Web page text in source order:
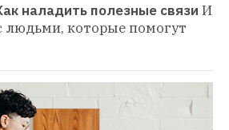
наладить полезные связи И
людьми, которые помогут